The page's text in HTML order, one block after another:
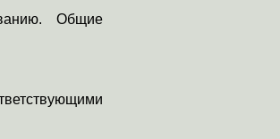
Общие